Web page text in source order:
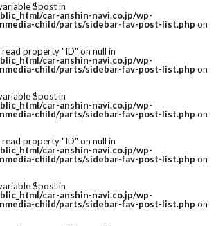
$post in
car-anshin-navi.co.jp/wp-
child/parts/sidebar-fav-post-list.php on
property "ID" on null in
car-anshin-navi.co.jp/wp-
child/parts/sidebar-fav-post-list.php on
$post in
car-anshin-navi.co.jp/wp-
child/parts/sidebar-fav-post-list.php on
property "ID" on null in
car-anshin-navi.co.jp/wp-
child/parts/sidebar-fav-post-list.php on
$post in
car-anshin-navi.co.jp/wp-
child/parts/sidebar-fav-post-list.php on